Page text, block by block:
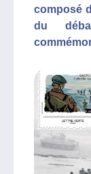
composé
du